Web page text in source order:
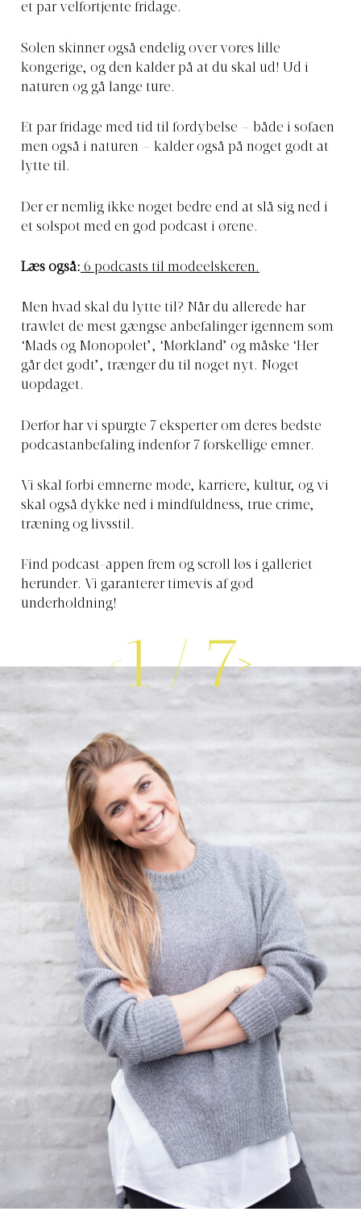
et par velfortjente fridage.
Solen skinner også endelig over vores lille
kongerige, og den kalder på at du skal ud! Ud i
naturen og gå lange ture.
Et par fridage med tid til fordybelse – både i sofaen
men også i naturen – kalder også på noget godt at
lytte til.
Der er nemlig ikke noget bedre end at slå sig ned i
et solspot med en god podcast i ørene.
Læs også: 6 podcasts til modeelskeren.
Men hvad skal du lytte til? Når du allerede har
trawlet de mest gængse anbefalinger igennem som
‘Mads og Monopolet’, ‘Mørkland’ og måske ‘Her
går det godt’, trænger du til noget nyt. Noget
uopdaget.
Derfor har vi spurgte 7 eksperter om deres bedste
podcastanbefaling indenfor 7 forskellige emner.
Vi skal forbi emnerne mode, karriere, kultur, og vi
skal også dykke ned i mindfuldness, true crime,
træning og livsstil.
Find podcast-appen frem og scroll løs i galleriet
herunder. Vi garanterer timevis af god
underholdning!
1/7